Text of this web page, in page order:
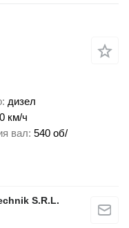
дизел
км/ч
вал 540 об/
S.R.L.